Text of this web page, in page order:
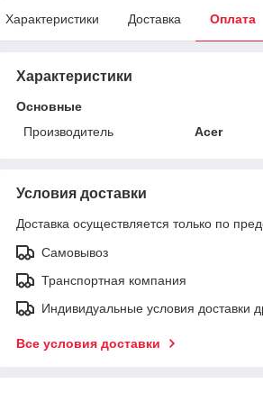
Характеристики Доставка Оплата
Характеристики
Основные
Производитель
Acer
Условия доставки
Доставка осуществляется только по
Самовывоз
Транспортная компания
Индивидуальные условия доставки
Все условия доставки